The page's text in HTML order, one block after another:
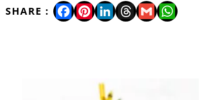
Facebook
Pinterest
LinkedIn
Threads
Gmail